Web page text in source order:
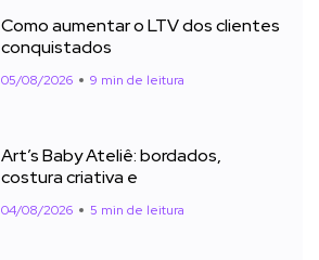
Como aumentar o LTV dos clientes
conquistados
05/08/2026 9 min de leitura
Art’s Baby Ateliê: bordados,
costura criativa e
04/08/2026 5 min de leitura